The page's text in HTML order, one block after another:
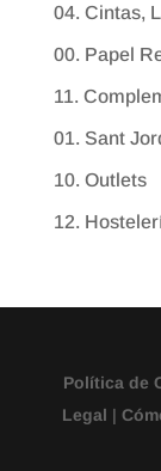
04. Cintas,
00. Papel
11.
01. Sant
10. Outlets
12.
Política de
Legal |